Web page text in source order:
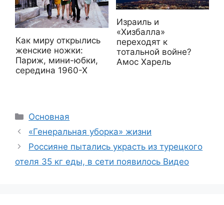
Как миру открылись
женские ножки:
Париж, мини-юбки,
середина 1960-Х
Израиль и
«Хизбалла»
переходят к
тотальной войне?
Амос Харель
Рубрики
Основная
«Генеральная уборка» жизни
Россияне пытались украсть из турецкого
отеля 35 кг еды, в сети появилось Видео